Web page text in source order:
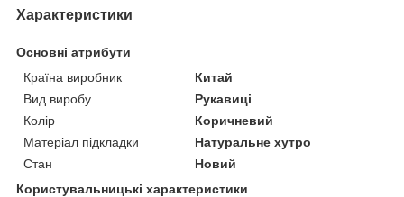
Характеристики
Основні атрибути
Країна виробник
Китай
Вид виробу
Рукавиці
Колір
Коричневий
Матеріал підкладки
Натуральне хутро
Стан
Новий
Користувальницькі характеристики